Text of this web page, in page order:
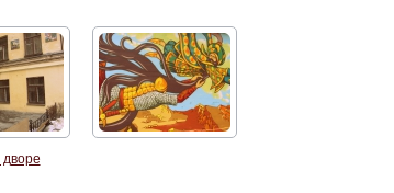
дворе